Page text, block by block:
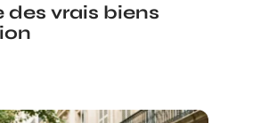
vrais biens